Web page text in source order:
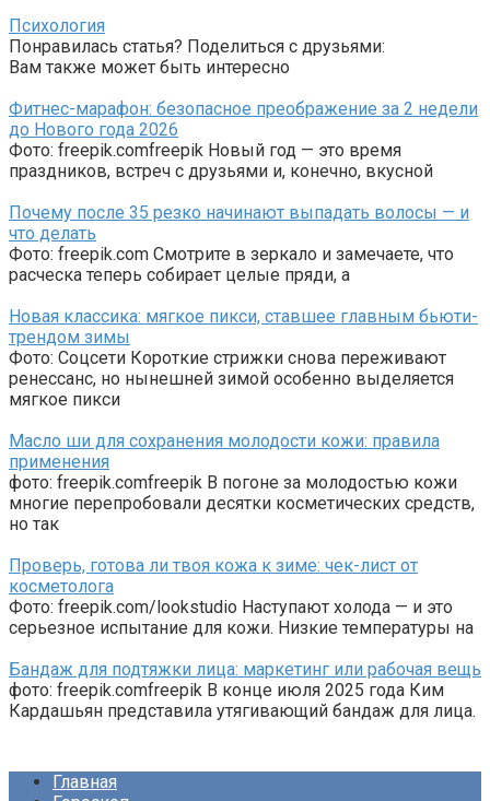
Психология
Понравилась статья? Поделиться с друзьями:
Вам также может быть интересно
Фитнес-марафон: безопасное преображение за 2 недели
до Нового года 2026
Фото: freepik.comfreepik Новый год — это время
праздников, встреч с друзьями и, конечно, вкусной
Почему после 35 резко начинают выпадать волосы — и
что делать
Фото: freepik.com Смотрите в зеркало и замечаете, что
расческа теперь собирает целые пряди, а
Новая классика: мягкое пикси, ставшее главным бьюти-
трендом зимы
Фото: Соцсети Короткие стрижки снова переживают
ренессанс, но нынешней зимой особенно выделяется
мягкое пикси
Масло ши для сохранения молодости кожи: правила
применения
фото: freepik.comfreepik В погоне за молодостью кожи
многие перепробовали десятки косметических средств,
но так
Проверь, готова ли твоя кожа к зиме: чек-лист от
косметолога
Фото: freepik.com/lookstudio Наступают холода — и это
серьезное испытание для кожи. Низкие температуры на
Бандаж для подтяжки лица: маркетинг или рабочая вещь
фото: freepik.comfreepik В конце июля 2025 года Ким
Кардашьян представила утягивающий бандаж для лица.
Главная